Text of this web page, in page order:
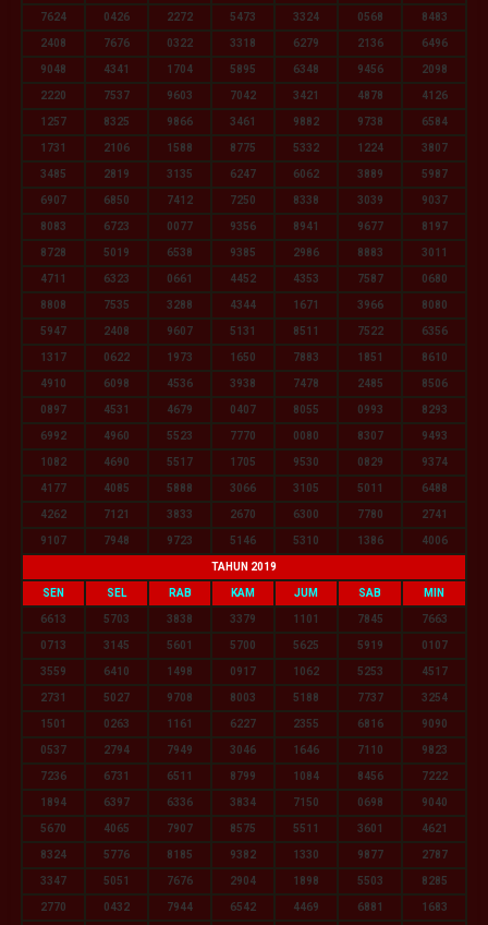
7624 0426 2272 5473 3324 0568 8483
2408 7676 0322 3318 6279 2136 6496
9048 4341 1704 5895 6348 9456 2098
2220 7537 9603 7042 3421 4878 4126
1257 8325 9866 3461 9882 9738 6584
1731 2106 1588 8775 5332 1224 3807
3485 2819 3135 6247 6062 3889 5987
6907 6850 7412 7250 8338 3039 9037
8083 6723 0077 9356 8941 9677 8197
8728 5019 6538 9385 2986 8883 3011
4711 6323 0661 4452 4353 7587 0680
8808 7535 3288 4344 1671 3966 8080
5947 2408 9607 5131 8511 7522 6356
1317 0622 1973 1650 7883 1851 8610
4910 6098 4536 3938 7478 2485 8506
0897 4531 4679 0407 8055 0993 8293
6992 4960 5523 7770 0080 8307 9493
1082 4690 5517 1705 9530 0829 9374
4177 4085 5888 3066 3105 5011 6488
4262 7121 3833 2670 6300 7780 2741
9107 7948 9723 5146 5310 1386 4006
TAHUN 2019
SEN SEL RAB KAM JUM SAB MIN
6613 5703 3838 3379 1101 7845 7663
0713 3145 5601 5700 5625 5919 0107
3559 6410 1498 0917 1062 5253 4517
2731 5027 9708 8003 5188 7737 3254
1501 0263 1161 6227 2355 6816 9090
0537 2794 7949 3046 1646 7110 9823
7236 6731 6511 8799 1084 8456 7222
1894 6397 6336 3834 7150 0698 9040
5670 4065 7907 8575 5511 3601 4621
8324 5776 8185 9382 1330 9877 2787
3347 5051 7676 2904 1898 5503 8285
2770 0432 7944 6542 4469 6881 1683